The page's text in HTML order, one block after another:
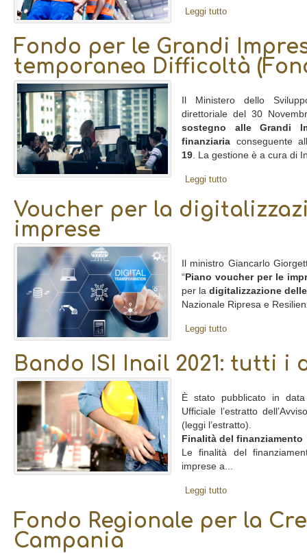
Leggi tutto
Fondo per le Grandi
temporanea Difficoltà
Il Ministero dello
direttoriale del 30
sostegno alle Grandi
finanziaria conseguente
19. La gestione è a cura di
Leggi tutto
Voucher per la
imprese
Il ministro Giancarlo
“ Piano voucher per le
per ladigitalizzazione
Nazionale Ripresa e
Leggi tutto
Bando ISI Inail 2021: tutti i
È stato pubblicato in
Ufficiale l’estratto
(leggi l’estratto).
Finalità del finanziamento
Le finalità del
imprese a...
Leggi tutto
Fondo Regionale per la
Campania